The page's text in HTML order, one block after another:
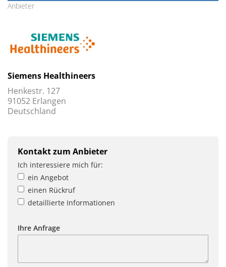
Anbieter
Siemens Healthineers
Henkestr. 127
91052 Erlangen
Deutschland
Kontakt zum Anbieter
Ich interessiere mich für:
ein Angebot
einen Rückruf
detaillierte Informationen
Ihre Anfrage